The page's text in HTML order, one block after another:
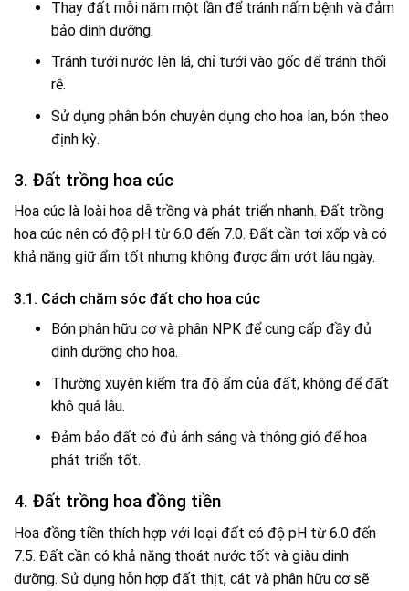
Thay đất mỗi năm một lần để tránh nấm bệnh và đảm
bảo dinh dưỡng.
Tránh tưới nước lên lá, chỉ tưới vào gốc để tránh thối
rễ.
Sử dụng phân bón chuyên dụng cho hoa lan, bón theo
định kỳ.
3. Đất trồng hoa cúc
Hoa cúc là loài hoa dễ trồng và phát triển nhanh. Đất trồng
hoa cúc nên có độ pH từ 6.0 đến 7.0. Đất cần tơi xốp và có
khả năng giữ ẩm tốt nhưng không được ẩm ướt lâu ngày.
3.1. Cách chăm sóc đất cho hoa cúc
Bón phân hữu cơ và phân NPK để cung cấp đầy đủ
dinh dưỡng cho hoa.
Thường xuyên kiểm tra độ ẩm của đất, không để đất
khô quá lâu.
Đảm bảo đất có đủ ánh sáng và thông gió để hoa
phát triển tốt.
4. Đất trồng hoa đồng tiền
Hoa đồng tiền thích hợp với loại đất có độ pH từ 6.0 đến
7.5. Đất cần có khả năng thoát nước tốt và giàu dinh
dưỡng. Sử dụng hỗn hợp đất thịt, cát và phân hữu cơ sẽ